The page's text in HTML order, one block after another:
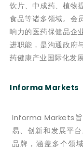
饮片、中成药、植物
食品等诸多领域。会
响力的医药保健品企
进职能，是沟通政府
药健康产业国际化发
Informa Markets
Informa Markets
易、创新和发展平
品牌，涵盖多个领